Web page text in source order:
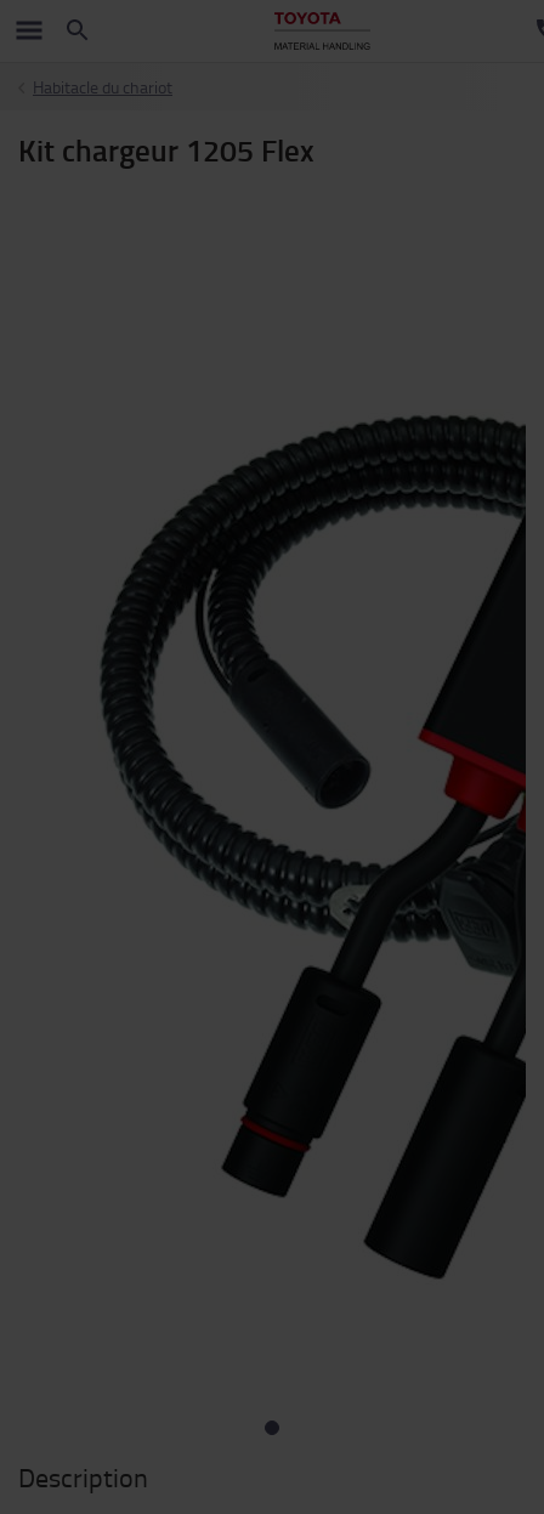
Habitacle du chariot
Kit chargeur 1205 Flex
Description